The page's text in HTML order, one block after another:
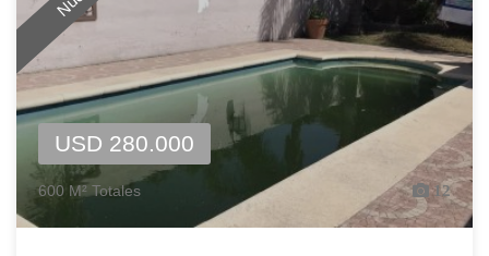
USD 280.000
600 M² Totales 12